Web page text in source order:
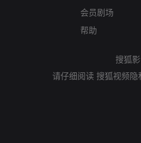
会员剧场
帮助
搜狐
请仔细阅读 搜狐视频隐